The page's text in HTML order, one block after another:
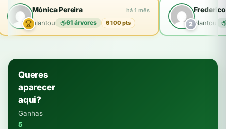
Mónica Pereira há 1 mês
plantou 61 árvores 6 100 pts 2plantou
Queres
aparecer
aqui?
Ganhas
5